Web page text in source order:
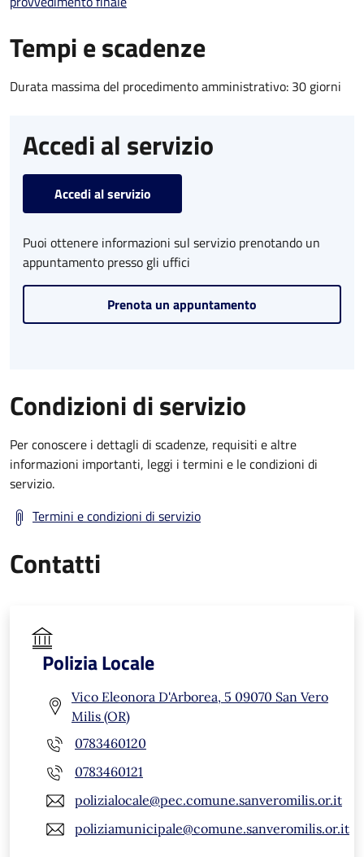
Tempi e scadenze
Durata massima del procedimento amministrativo: 30 giorni
Accedi al servizio
Accedi al servizio
Puoi ottenere informazioni sul servizio prenotando un
appuntamento presso gli uffici
Prenota un appuntamento
Condizioni di servizio
Per conoscere i dettagli di scadenze, requisiti e altre
informazioni importanti, leggi i termini e le condizioni di
servizio.
Termini e condizioni di servizio
Contatti
Polizia Locale
Vico Eleonora D'Arborea, 5 09070 San Vero
Milis (OR)
0783460120
0783460121
polizialocale@pec.comune.sanveromilis.or.it
poliziamunicipale@comune.sanveromilis.or.it